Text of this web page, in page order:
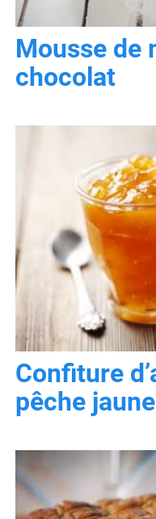
Mousse de
chocolat
Confiture
pêche